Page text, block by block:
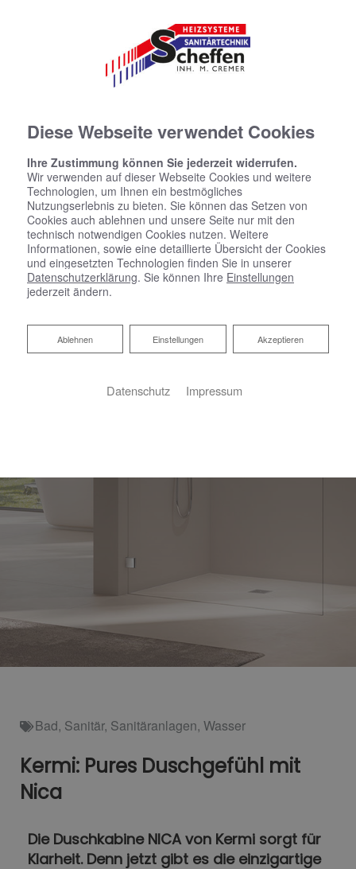
Bad, Sanitär, Sanitäranlagen, Wasser
Kermi: Pures Duschgefühl mit
Nica
Die Duschkabine NICA von Kermi sorgt für
Klarheit. Denn jetzt gibt es die einzigartige
Diese Webseite verwendet Cookies
Ihre Zustimmung können Sie jederzeit widerrufen.
Wir verwenden auf dieser Webseite Cookies und weitere
Technologien, um Ihnen ein bestmögliches
Nutzungserlebnis zu bieten. Sie können das Setzen von
Cookies auch ablehnen und unsere Seite nur mit den
technisch notwendigen Cookies nutzen. Weitere
Informationen, sowie eine detaillierte Übersicht der Cookies
und eingesetzten Technologien finden Sie in unserer
Datenschutzerklärung. Sie können Ihre Einstellungen
jederzeit ändern.
Akzeptieren
Einstellungen
Ablehnen
Ablehnen
Datenschutz Impressum